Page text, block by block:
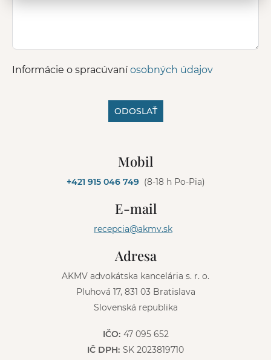
Informácie o spracúvaníosobných údajov
ODOSLAŤ
Mobil
+421 915 046 749 (8-18 h Po-Pia)
E-mail
recepcia@akmv.sk
Adresa
AKMV advokátska kancelária s. r. o.
Pluhová 17, 831 03 Bratislava
Slovenská republika
IČO: 47 095 652
IČ DPH: SK 2023819710